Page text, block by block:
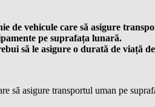
de vehicule care să asigure
pe suprafața lunară.
să le asigure o durată de viață
să asigure transportul uman pe